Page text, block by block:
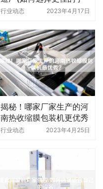
套装盒机)
行业动态 2023年4月17日
揭秘！哪家厂家生产的河
南热收缩膜包装机更优秀
行业动态 2023年4月25日